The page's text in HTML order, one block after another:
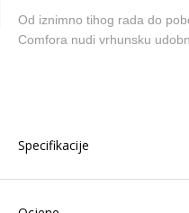
Od iznimno tihog rada do
Comfora nudi vrhunsku
Specifikacije